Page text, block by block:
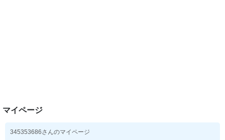
マイページ
345353686さんのマイページ